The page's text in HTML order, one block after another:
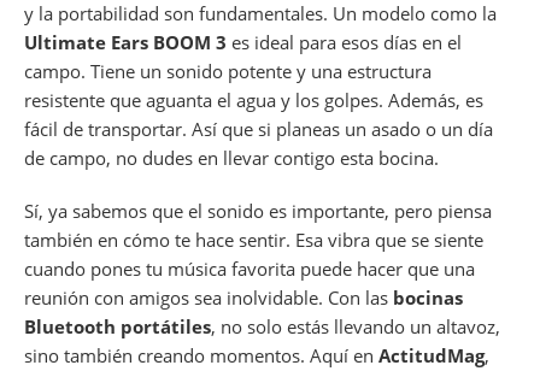
y la portabilidad son fundamentales. Un modelo como la
Ultimate Ears BOOM 3 es ideal para esos días en el
campo. Tiene un sonido potente y una estructura
resistente que aguanta el agua y los golpes. Además, es
fácil de transportar. Así que si planeas un asado o un día
de campo, no dudes en llevar contigo esta bocina.
Sí, ya sabemos que el sonido es importante, pero piensa
también en cómo te hace sentir. Esa vibra que se siente
cuando pones tu música favorita puede hacer que una
reunión con amigos sea inolvidable. Con las bocinas
Bluetooth portátiles, no solo estás llevando un altavoz,
sino también creando momentos. Aquí en ActitudMag,